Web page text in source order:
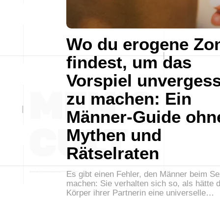
Wo du erogene
findest, um das
Vorspiel
zu machen: Ein
Männer-Guide
Mythen und
Rätselraten
Es gibt einen Fehler, den Männer beim
machen: Sie verhalten sich so, als hätte
Körper ihrer Partnerin eine universelle…